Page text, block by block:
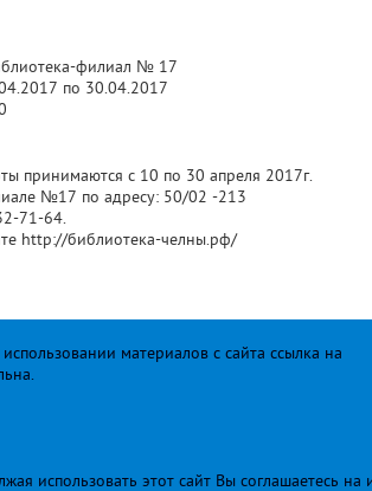
филиал № 17
по 30.04.2017
принимаются с 10 по 30 апреля 2017г.
№17 по адресу: 50/02 -213
71-64.
http://библиотека-челны.рф/
материалов с сайта ссылка на
использовать этот сайт Вы соглашаетесь